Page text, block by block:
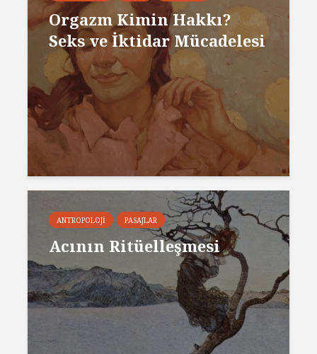
Orgazm Kimin Hakkı?
Seks ve İktidar Mücadelesi
ANTROPOLOJI PASAJLAR
Acının Ritüelleşmesi